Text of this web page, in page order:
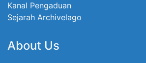
Kanal Pengaduan
Sejarah Archivelago
About Us